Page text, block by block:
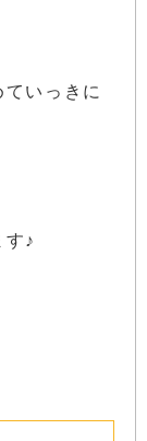
いっきに
♪